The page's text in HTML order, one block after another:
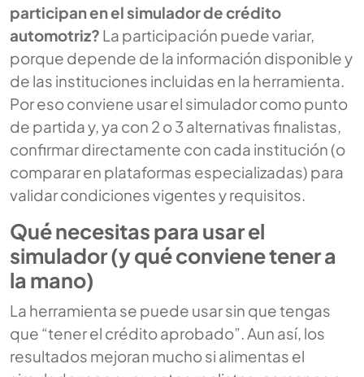
participan en el simulador de crédito
automotriz? La participación puede variar,
porque depende de la información disponible y
de las instituciones incluidas en la herramienta.
Por eso conviene usar el simulador como punto
de partida y, ya con 2 o 3 alternativas finalistas,
confirmar directamente con cada institución (o
comparar en plataformas especializadas) para
validar condiciones vigentes y requisitos.
Qué necesitas para usar el
simulador (y qué conviene tener a
la mano)
La herramienta se puede usar sin que tengas
que “tener el crédito aprobado”. Aun así, los
resultados mejoran mucho si alimentas el